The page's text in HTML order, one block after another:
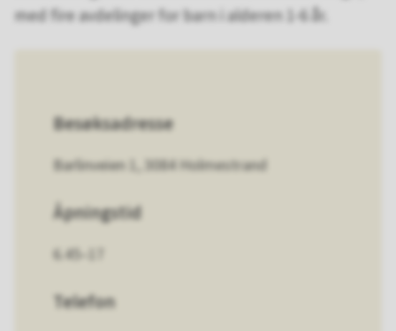
med fire avdelinger for barn i alderen 1-6 år.
Besøksadresse
Barlinveien 1, 3084 Holmestrand
Åpningstid
6.45–17
Telefon